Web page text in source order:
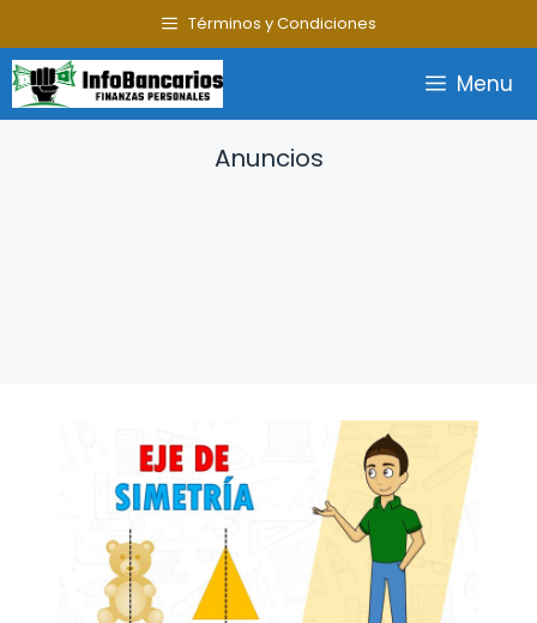
al
contenido
Términos y Condiciones
Menu
Anuncios